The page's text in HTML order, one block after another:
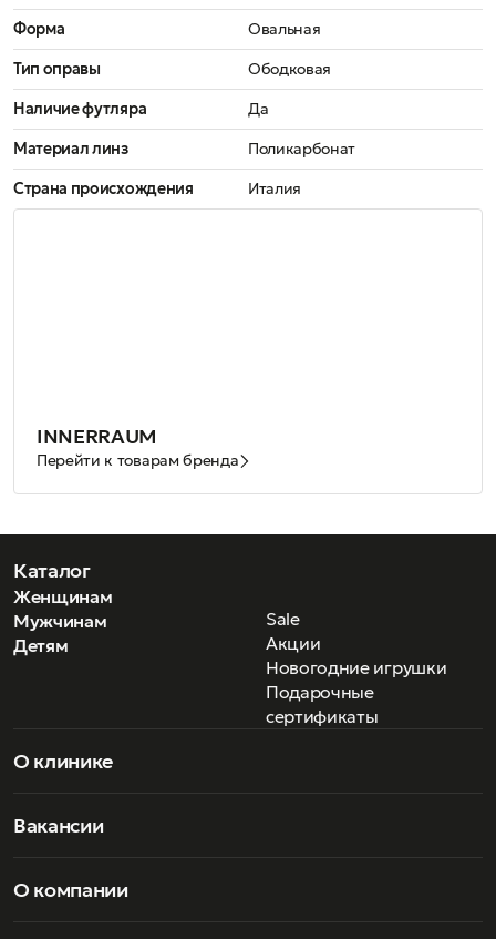
Форма
Овальная
Тип оправы
Ободковая
Наличие футляра
Да
Материал линз
Поликарбонат
Страна происхождения
Италия
INNERRAUM
Перейти к товарам бренда
Каталог
Женщинам
Мужчинам
Детям
Sale
Акции
Новогодние игрушки
Подарочные
сертификаты
О клинике
Вакансии
О компании